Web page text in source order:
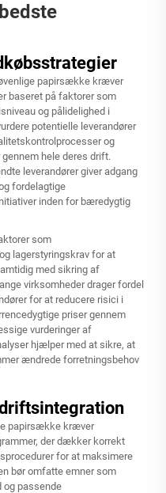
papirsække kræver
baseret på faktorer som
og pålidelighed i
potentielle leverandører
og
hele deres drift.
leverandører giver adgang
fordelagtige
inden for bæredygtig
som
lagerstyringskrav for at
med sikring af
virksomheder drager fordel
for at reducere risici i
priser gennem
vurderinger af
hjælper med at sikre, at
ændrede forretningsbehov
papirsække kræver
der dækker korrekt
for at maksimere
bør omfatte emner som
og passende